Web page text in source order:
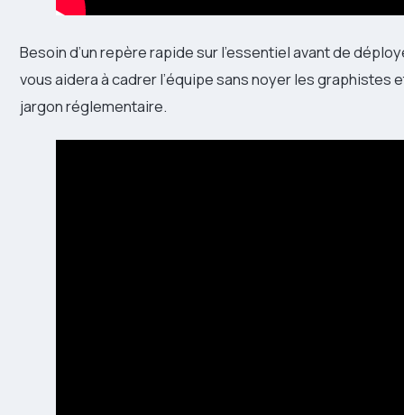
Besoin d’un repère rapide sur l’essentiel avant de
vous aidera à cadrer l’équipe sans noyer les graphistes
jargon réglementaire.